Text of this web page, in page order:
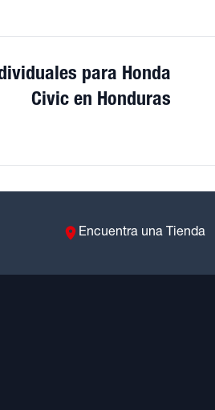
para Honda
Civic en Honduras
Encuentra una Tienda